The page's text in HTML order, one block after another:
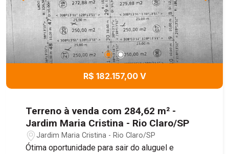
R$ 182.157,00 V
Terreno à venda com 284,62 m² -
Jardim Maria Cristina - Rio Claro/SP
Jardim Maria Cristina - Rio Claro/SP
Ótima oportunidade para sair do aluguel e